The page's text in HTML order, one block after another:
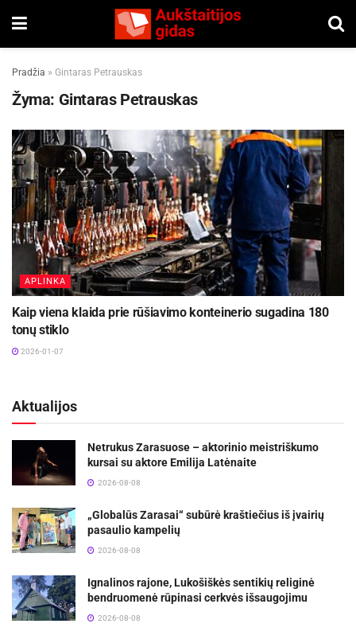
Pradžia » Gintaras Petrauskas
Žyma: Gintaras Petrauskas
APLINKA
Kaip viena klaida prie rūšiavimo konteinerio sugadina 180
tonų stiklo
2026-01-07
Aktualijos
Netrukus Zarasuose – aktorinio meistriškumo
kursai su aktore Emilija Latėnaite
2026-08-08
„Globalūs Zarasai“ subūrė kraštiečius iš įvairių
pasaulio kampelių
2026-08-08
Ignalinos rajone, Lukošiškės sentikių religinė
bendruomenė rūpinasi cerkvės išsaugojimu
2026-08-08